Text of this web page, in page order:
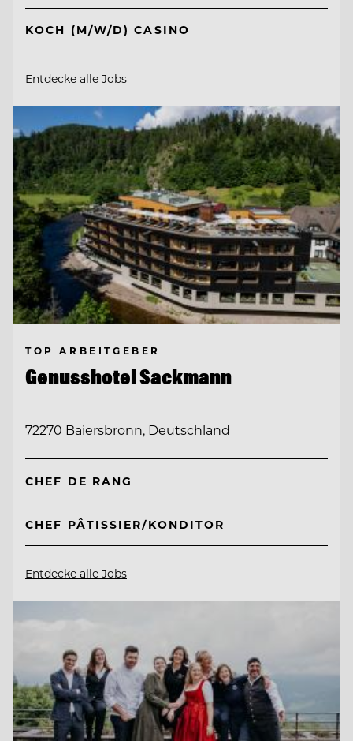
KOCH (M/W/D) CASINO
Entdecke alle Jobs
TOP ARBEITGEBER
Genusshotel Sackmann
72270 Baiersbronn, Deutschland
CHEF DE RANG
CHEF PÂTISSIER/KONDITOR
Entdecke alle Jobs